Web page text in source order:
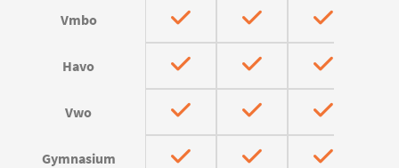
Vmbo
Havo
Vwo
Gymnasium